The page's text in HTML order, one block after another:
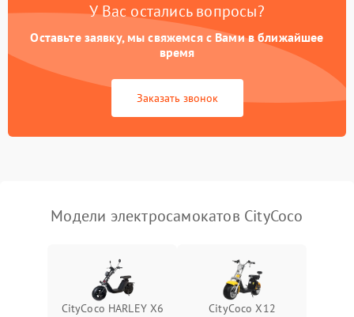
У Вас остались вопросы?
Оставьте заявку, мы свяжемся с Вами в ближайшее
время
Заказать звонок
Модели электросамокатов CityCoco
CityCoco HARLEY X6 CityCoco X12